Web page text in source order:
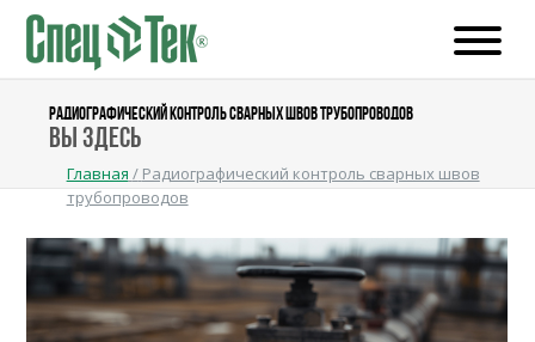
РАДИОГРАФИЧЕСКИЙ КОНТРОЛЬ СВАРНЫХ ШВОВ ТРУБОПРОВОДОВ
Вы здесь
Главная / Радиографический контроль сварных швов
трубопроводов